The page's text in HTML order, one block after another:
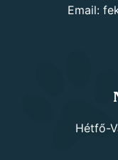
Email:
Hétfő-